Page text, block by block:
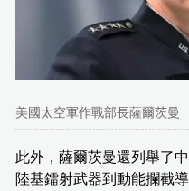
美國太空軍作戰部長薩爾茨曼
此外，薩爾茨曼還列舉了
陸基鐳射武器到動能攔截